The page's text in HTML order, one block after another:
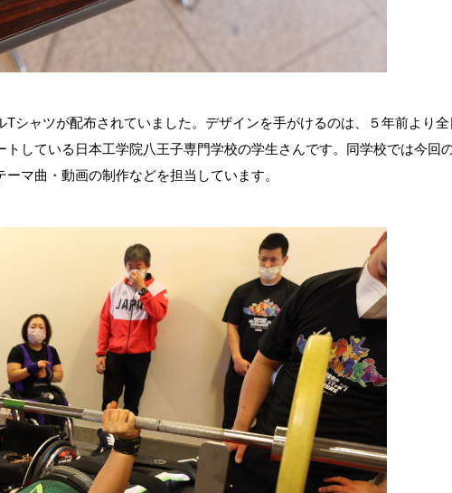
シャツが配布されていました。デザインを手がけるのは、５年前より全
している日本工学院八王子専門学校の学生さんです。同学校では今回
マ曲・動画の制作などを担当しています。